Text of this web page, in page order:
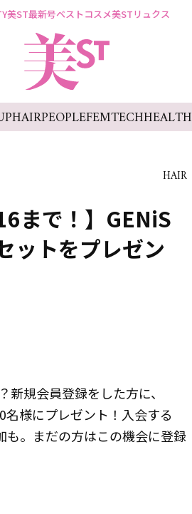
美ST最新号ベストコスメ美STリュクス
HAIRPEOPLEFEMTECHHEALTH
HAIR
まで！】GENiS
ットをプレゼン
規会員登録をした方に、
様にプレゼント！入会する
も。まだの方はこの機会に登録